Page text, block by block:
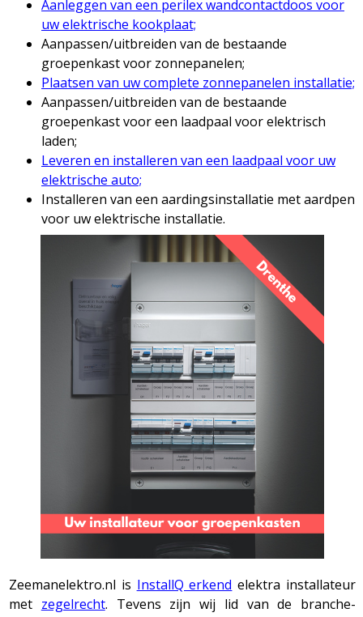
Aanleggen van een perilex wandcontactdoos voor
uw elektrische kookplaat;
Aanpassen/uitbreiden van de bestaande
groepenkast voor zonnepanelen;
Plaatsen van uw complete zonnepanelen installatie;
Aanpassen/uitbreiden van de bestaande
groepenkast voor een laadpaal voor elektrisch
laden;
Leveren en installeren van een laadpaal voor uw
elektrische auto;
Installeren van een aardingsinstallatie met aardpen
voor uw elektrische installatie.
Zeemanelektro.nl is InstallQ erkend elektra installateur
met zegelrecht. Tevens zijn wij lid van de branche-